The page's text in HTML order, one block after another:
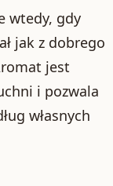
wtedy, gdy
jak z dobrego
jest
i pozwala
własnych